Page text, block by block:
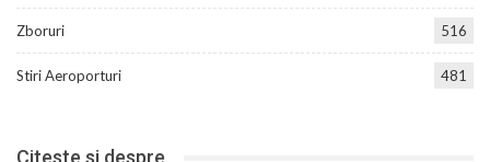
Zboruri 516
Stiri Aeroporturi 481
Citeste si despre